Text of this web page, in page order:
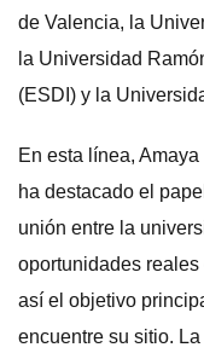
de Valencia, la
la Universidad
(ESDI) y la
En esta línea,
ha destacado el
unión entre la
oportunidades
así el objetivo
encuentre su sitio.